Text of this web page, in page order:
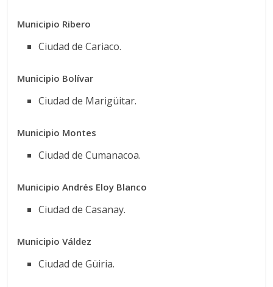
Municipio Ribero
Ciudad de Cariaco.
Municipio Bolívar
Ciudad de Marigüitar.
Municipio Montes
Ciudad de Cumanacoa.
Municipio Andrés Eloy Blanco
Ciudad de Casanay.
Municipio Váldez
Ciudad de Güiria.